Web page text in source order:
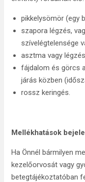
pikkelysömör (egy
szapora légzés,
szívelégtelensége
asztma vagy
fájdalom és görcs
járás közben
rossz keringés.
Mellékhatások
Ha Önnél bármilyen
kezelőorvosát vagy
betegtájékoztatóban